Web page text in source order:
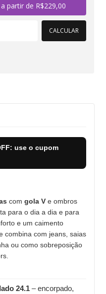
partir de R$229,00
CALCULAR
: use o cupom
com gola V e ombros
para o dia a dia e para
e um caimento
combina com jeans, saias
ou como sobreposição
24.1 – encorpado,